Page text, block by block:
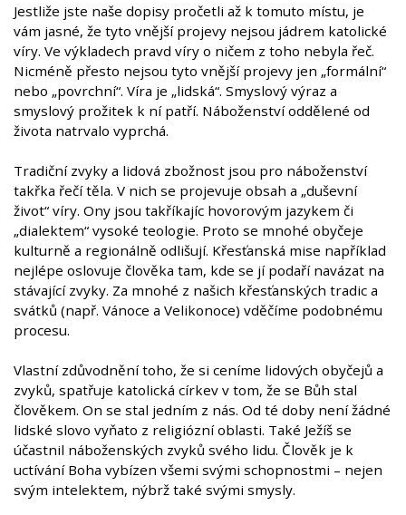
Jestliže jste naše dopisy pročetli až k tomuto místu, je
vám jasné, že tyto vnější projevy nejsou jádrem katolické
víry. Ve výkladech pravd víry o ničem z toho nebyla řeč.
Nicméně přesto nejsou tyto vnější projevy jen „formální“
nebo „povrchní“. Víra je „lidská“. Smyslový výraz a
smyslový prožitek k ní patří. Náboženství oddělené od
života natrvalo vyprchá.
Tradiční zvyky a lidová zbožnost jsou pro náboženství
takřka řečí těla. V nich se projevuje obsah a „duševní
život“ víry. Ony jsou takříkajíc hovorovým jazykem či
„dialektem“ vysoké teologie. Proto se mnohé obyčeje
kulturně a regionálně odlišují. Křesťanská mise například
nejlépe oslovuje člověka tam, kde se jí podaří navázat na
stávající zvyky. Za mnohé z našich křesťanských tradic a
svátků (např. Vánoce a Velikonoce) vděčíme podobnému
procesu.
Vlastní zdůvodnění toho, že si ceníme lidových obyčejů a
zvyků, spatřuje katolická církev v tom, že se Bůh stal
člověkem. On se stal jedním z nás. Od té doby není žádné
lidské slovo vyňato z religiózní oblasti. Také Ježíš se
účastnil náboženských zvyků svého lidu. Člověk je k
uctívání Boha vybízen všemi svými schopnostmi – nejen
svým intelektem, nýbrž také svými smysly.